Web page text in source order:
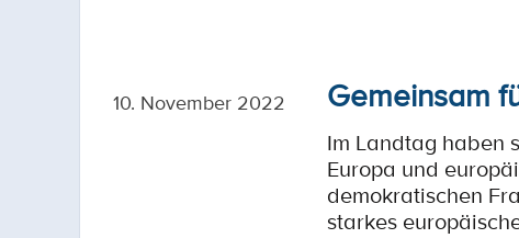
10. November 2022 Gemeinsam
Im Landtag haben
Europa und
demokratischen
starkes